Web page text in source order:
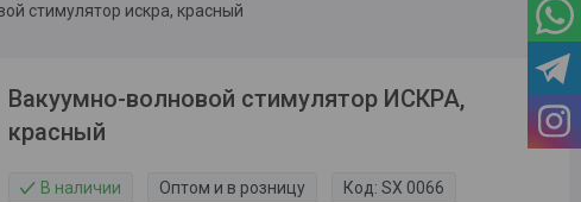
стимулятор искра, красный
Вакуумно-волновой стимулятор ИСКРА,
красный
В наличии Оптом и в розницу Код:SX 0066